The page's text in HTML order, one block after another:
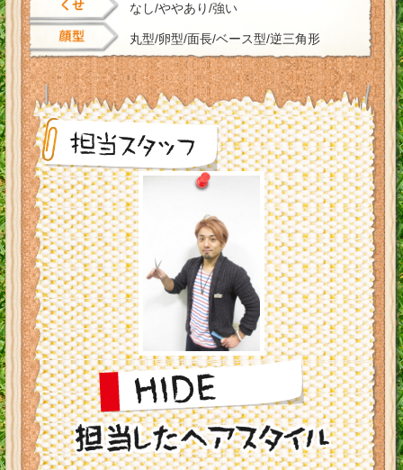
なし/ややあり/強い
丸型/卵型/面長/ベース型/逆三角形